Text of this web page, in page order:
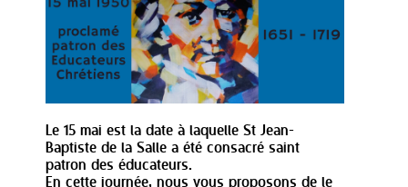
Le 15 mai est la date à laquelle St Jean-
Baptiste de la Salle a été consacré saint
patron des éducateurs.
En cette journée, nous vous proposons de le